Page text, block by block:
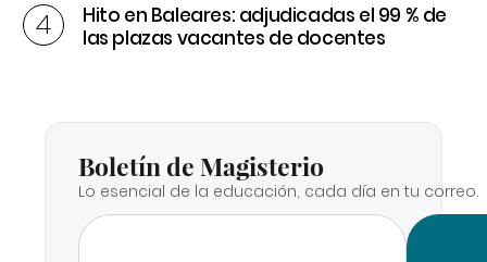
Hito en Baleares: adjudicadas el 99 % de
las plazas vacantes de docentes
Boletín de Magisterio
Lo esencial de la educación, cada día en tu correo.